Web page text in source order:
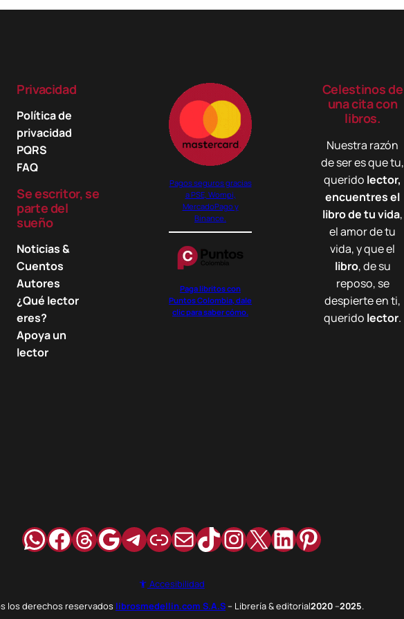
múltiples
pueden
elegir
en
la
producto
Privacidad
Política de
privacidad
PQRS
FAQ
Se escritor, se
parte del
sueño
Noticias &
Cuentos
Autores
¿Qué lector
eres?
Apoya un
lector
Pagos seguros gracias
a PSE, Wompi,
MercadoPago y
Binance.
Paga libritos con
Puntos Colombia, dale
clic para saber cómo.
Celestinos de
una cita con
libros.
Nuestra razón
de ser es que tu,
querido lector,
encuentres el
libro de tu vida,
el amor de tu
vida, y que el
libro, de su
reposo, se
despierte en ti,
querido lector.
WhatsApp
Facebook
Hilos
Google
Telegram
Enlace
Correo
TikTok
Instagram
X LinkedIn
Pinterest
Accesibilidad
los derechos reservados librosmedellin.com S.A.S– Librería & editorial2020–2025.